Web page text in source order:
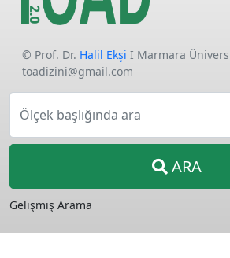
© Prof. Dr. Halil Ekşi I Marmara
toadizini@gmail.com
Ölçek başlığında ara
ARA
Gelişmiş Arama